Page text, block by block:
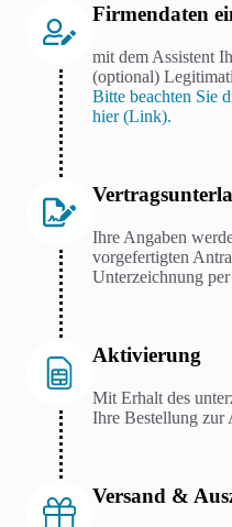
Firmendaten
mit dem Assistent
(optional)
Bitte beachten Sie
hier (Link).
Ihre Angaben
vorgefertigten
Unterzeichnung
Aktivierung
Mit Erhalt des
Ihre Bestellung zur
Versand &